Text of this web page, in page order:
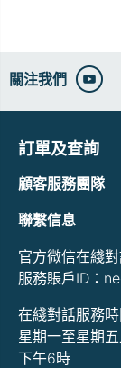
關注我們
訂單及查詢
顧客服務團隊
聯繫信息
官方微信在綫
服務賬戶ID：
在綫對話服務時
星期一至星期
下午6時